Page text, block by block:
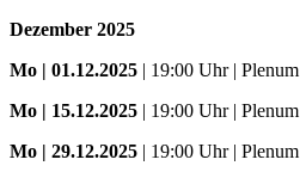
Dezember 2025
Mo | 01.12.2025 | 19:00 Uhr | Plenum
Mo | 15.12.2025 | 19:00 Uhr | Plenum
Mo | 29.12.2025 | 19:00 Uhr | Plenum